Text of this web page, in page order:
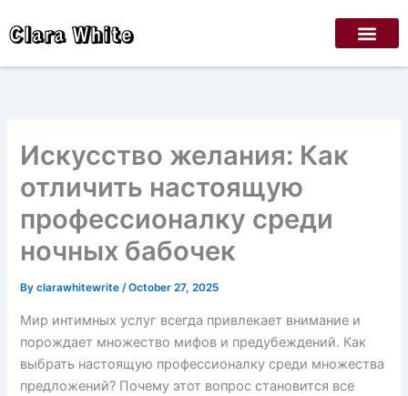
toClara White
Искусство желания: Как
отличить настоящую
профессионалку среди
ночных бабочек
Byclarawhitewrite/October 27, 2025
Мир интимных услуг всегда привлекает внимание и
порождает множество мифов и предубеждений. Как
выбрать настоящую профессионалку среди множества
предложений? Почему этот вопрос становится все